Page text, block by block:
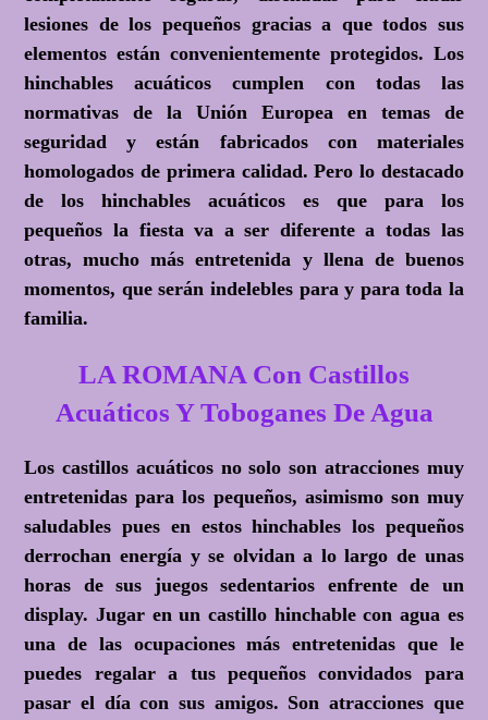
lesiones de los pequeños gracias a que todos sus
elementos están convenientemente protegidos. Los
hinchables acuáticos cumplen con todas las
normativas de la Unión Europea en temas de
seguridad y están fabricados con materiales
homologados de primera calidad. Pero lo destacado
de los hinchables acuáticos es que para los
pequeños la fiesta va a ser diferente a todas las
otras, mucho más entretenida y llena de buenos
momentos, que serán indelebles para y para toda la
familia.
LA ROMANA Con Castillos
Acuáticos Y Toboganes De Agua
Los castillos acuáticos no solo son atracciones muy
entretenidas para los pequeños, asimismo son muy
saludables pues en estos hinchables los pequeños
derrochan energía y se olvidan a lo largo de unas
horas de sus juegos sedentarios enfrente de un
display. Jugar en un castillo hinchable con agua es
una de las ocupaciones más entretenidas que le
puedes regalar a tus pequeños convidados para
pasar el día con sus amigos. Son atracciones que